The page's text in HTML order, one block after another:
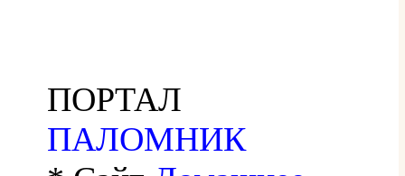
ПОРТАЛ
ПАЛОМНИК